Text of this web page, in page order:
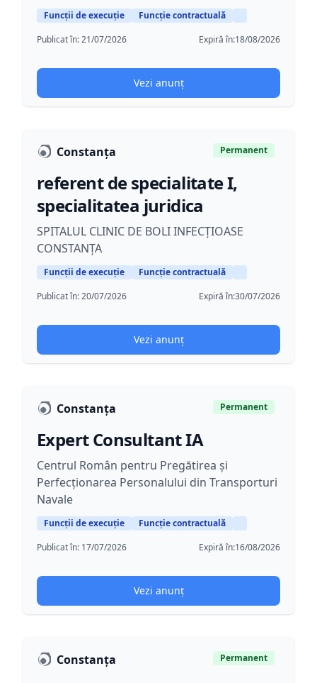
Funcții de execuție
Funcție contractuală
Publicat în:21/07/2026 Expiră în:18/08/2026
Vezi anunț
Constanța Permanent
referent de specialitate I,
specialitatea juridica
SPITALUL CLINIC DE BOLI INFECȚIOASE
CONSTANȚA
Funcții de execuție
Funcție contractuală
Publicat în:20/07/2026 Expiră în:30/07/2026
Vezi anunț
Constanța Permanent
Expert Consultant IA
Centrul Român pentru Pregătirea şi
Perfecţionarea Personalului din Transporturi
Navale
Funcții de execuție
Funcție contractuală
Publicat în: 17/07/2026 Expiră în:16/08/2026
Vezi anunț
Constanța Permanent